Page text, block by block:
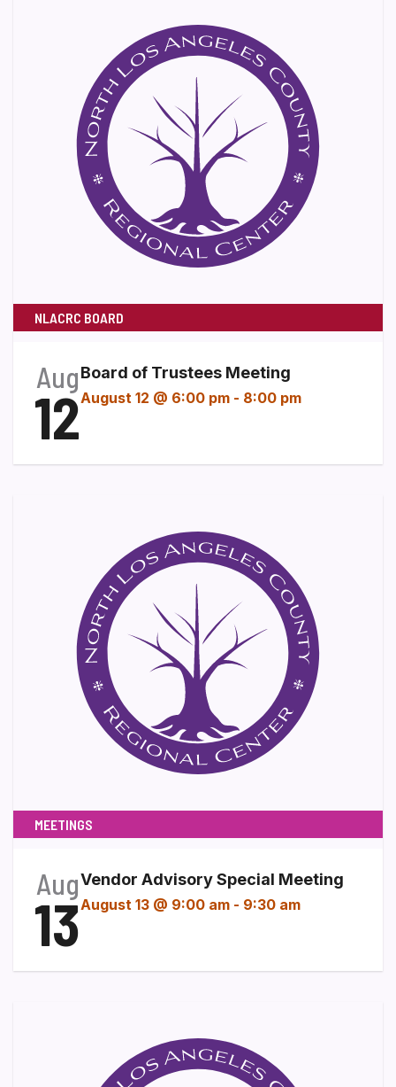
NLACRC BOARD
Aug
12
Board of Trustees Meeting
August 12 @ 6:00 pm - 8:00 pm
MEETINGS
Aug
13
Vendor Advisory Special Meeting
August 13 @ 9:00 am - 9:30 am